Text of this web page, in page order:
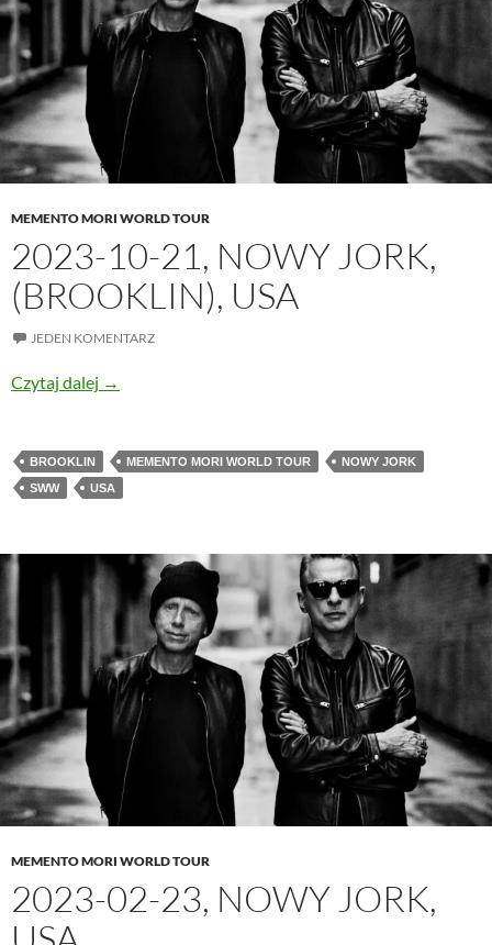
MEMENTO MORI WORLD TOUR
2023-10-21, NOWY JORK,
(BROOKLIN), USA
JEDEN KOMENTARZ
Czytaj dalej 2023-10-21, Nowy Jork, (Brooklin), USA
→
BROOKLIN MEMENTO MORI WORLD TOUR
NOWY JORK
SWW
USA
MEMENTO MORI WORLD TOUR
2023-02-23, NOWY JORK,